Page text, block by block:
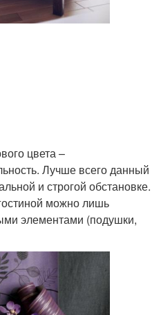
цвета –
Лучше всего данный
и строгой обстановке.
можно лишь
элементами (подушки,